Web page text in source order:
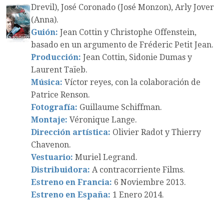
Drevil), José Coronado (José Monzon), Arly Jover
(Anna).
Guión: Jean Cottin y Christophe Offenstein,
basado en un argumento de Fréderic Petit Jean.
Producción: Jean Cottin, Sidonie Dumas y
Laurent Taïeb.
Música: Víctor reyes, con la colaboración de
Patrice Renson.
Fotografía: Guillaume Schiffman.
Montaje: Véronique Lange.
Dirección artística: Olivier Radot y Thierry
Chavenon.
Vestuario: Muriel Legrand.
Distribuidora: A contracorriente Films.
Estreno en Francia: 6 Noviembre 2013.
Estreno en España: 1 Enero 2014.